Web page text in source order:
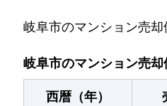
加納水野町
240万円
蕪城町
2,700万円
神室町
3,100万円
岐阜市のマンション売却
岐阜市のマンション売
西暦（年）